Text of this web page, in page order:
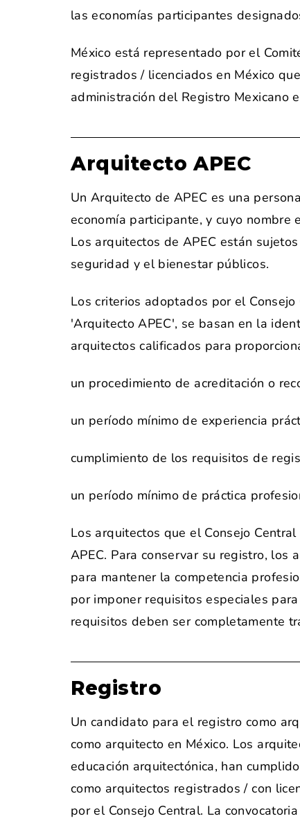
las economías participantes
México está representado por el
registrados / licenciados en México
administración del Registro Mexicano
Arquitecto APEC
Un Arquitecto de APEC es una
economía participante, y cuyo nombre
Los arquitectos de APEC están
seguridad y el bienestar públicos.
Los criterios adoptados por el
'Arquitecto APEC', se basan en la
arquitectos calificados para
un procedimiento de acreditación o
un período mínimo de experiencia
cumplimiento de los requisitos de
un período mínimo de práctica
Los arquitectos que el Consejo
APEC. Para conservar su registro, los
para mantener la competencia
por imponer requisitos especiales
requisitos deben ser completamente
Registro
Un candidato para el registro como
como arquitecto en México. Los
educación arquitectónica, han
como arquitectos registrados / con
por el Consejo Central. La